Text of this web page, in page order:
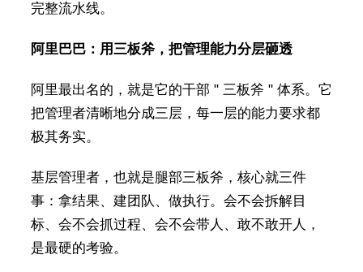
完整流水线。
阿里巴巴：用三板斧，把管理能力分层砸透
阿里最出名的，就是它的干部 " 三板斧 " 体系。它
把管理者清晰地分成三层，每一层的能力要求都
极其务实。
基层管理者，也就是腿部三板斧，核心就三件
事：拿结果、建团队、做执行。会不会拆解目
标、会不会抓过程、会不会带人、敢不敢开人，
是最硬的考验。